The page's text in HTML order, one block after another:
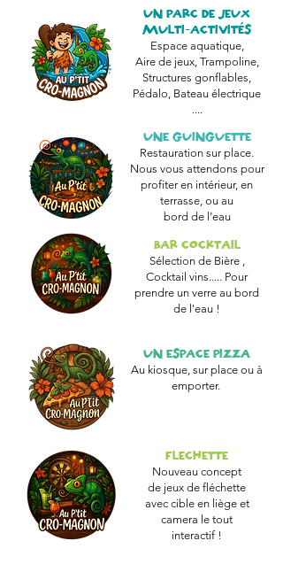
UN PARC DE JEUX
MULTI-ACTIVITÉS
Espace aquatique,
Aire de jeux, Trampoline,
Structures gonflables,
Pédalo, Bateau électrique
....
UNE GUINGUETTE
Restauration sur place.
Nous vous attendons pour
profiter en intérieur, en
terrasse, ou au
bord de l’eau
BAR COCKTAIL
Sélection de Bière ,
Cocktail vins..... Pour
prendre un verre au bord
de l'eau !
UN ESPACE PIZZA
Au kiosque, sur place ou à
emporter.
FLECHETTE
Nouveau concept
de jeux de fléchette
avec cible en liège et
camera le tout
interactif !